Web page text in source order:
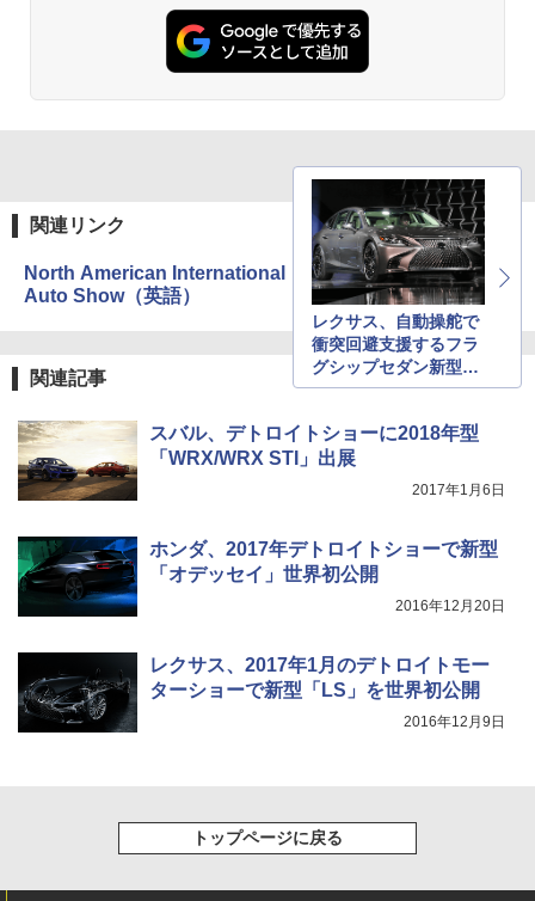
レクサス、自動操舵で
衝突回避支援するフラ
グシップセダン新型
「LS」世界初公開
関連リンク
North American International
Auto Show（英語）
関連記事
スバル、デトロイトショーに2018年型
「WRX/WRX STI」出展
2017年1月6日
ホンダ、2017年デトロイトショーで新型
「オデッセイ」世界初公開
2016年12月20日
レクサス、2017年1月のデトロイトモー
ターショーで新型「LS」を世界初公開
2016年12月9日
トップページに戻る